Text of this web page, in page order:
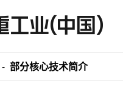
- 部分核心技术简介